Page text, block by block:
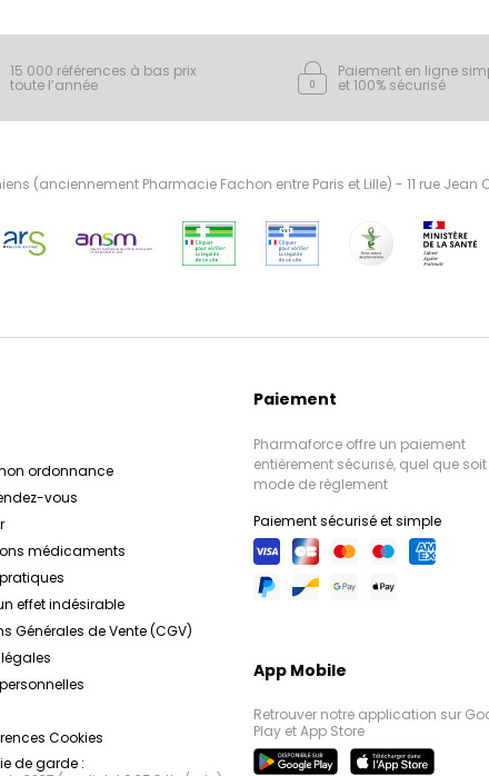
15 000 références à bas prix
toute l’année
Paiement en ligne
et 100% sécurisé
(anciennement Pharmacie Fachon entre Paris et Lille) - 11 rue
ordonnance
vous
médicaments
effet indésirable
Générales de Vente (CGV)
Cookies
de garde :
Paiement
Pharmaforce offre un paiement
entièrement sécurisé, quel que soit
mode de règlement
Paiement sécurisé et simple
App Mobile
Retrouver notre application sur
Play et App Store